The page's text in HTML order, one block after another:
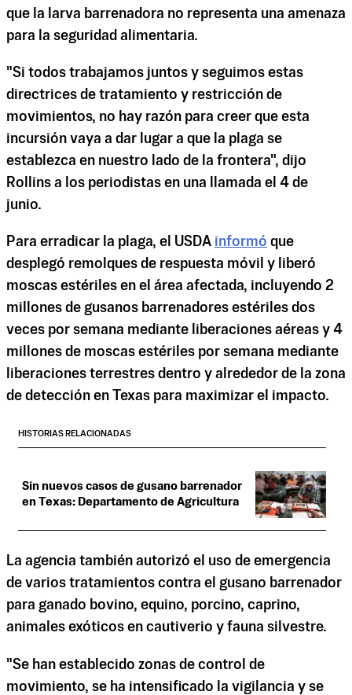
que la larva barrenadora no representa una amenaza
para la seguridad alimentaria.
"Si todos trabajamos juntos y seguimos estas
directrices de tratamiento y restricción de
movimientos, no hay razón para creer que esta
incursión vaya a dar lugar a que la plaga se
establezca en nuestro lado de la frontera", dijo
Rollins a los periodistas en una llamada el 4 de
junio.
Para erradicar la plaga, el USDA informó que
desplegó remolques de respuesta móvil y liberó
moscas estériles en el área afectada, incluyendo 2
millones de gusanos barrenadores estériles dos
veces por semana mediante liberaciones aéreas y 4
millones de moscas estériles por semana mediante
liberaciones terrestres dentro y alrededor de la zona
de detección en Texas para maximizar el impacto.
HISTORIAS RELACIONADAS
Sin nuevos casos de gusano barrenador
en Texas: Departamento de Agricultura
La agencia también autorizó el uso de emergencia
de varios tratamientos contra el gusano barrenador
para ganado bovino, equino, porcino, caprino,
animales exóticos en cautiverio y fauna silvestre.
"Se han establecido zonas de control de
movimiento, se ha intensificado la vigilancia y se